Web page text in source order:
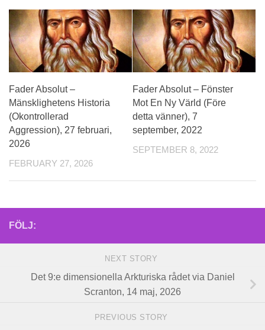
Fader Absolut –
Mänsklighetens Historia
(Okontrollerad
Aggression), 27 februari,
2026
FEBRUARY 27, 2026
Fader Absolut – Fönster
Mot En Ny Värld (Före
detta vänner), 7
september, 2022
SEPTEMBER 8, 2022
FÖLJ:
NEXT STORY
Det 9:e dimensionella Arkturiska rådet via Daniel
Scranton, 14 maj, 2026
PREVIOUS STORY